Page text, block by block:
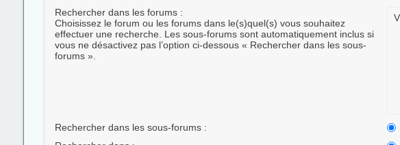
Rechercher dans les forums :
Choisissez le forum ou les forums dans le(s)quel(s) vous souhaitez
effectuer une recherche. Les sous-forums sont automatiquement inclus si
vous ne désactivez pas l’option ci-dessous « Rechercher dans les sous-
forums ».
Rechercher dans les sous-forums :